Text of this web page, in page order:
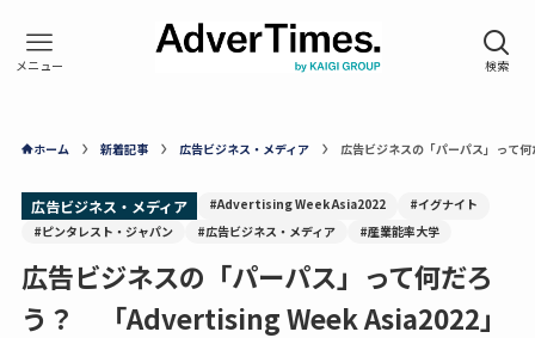
ホーム 新着記事 広告ビジネス・メディア 広告ビジネスの「パーパス」っ
広告ビジネス・メディア #Advertising Week Asia2022
#イグナイト
#ピンタレスト・ジャパン
#広告ビジネス・メディア #産業能率大学
広告ビジネスの「パーパス」って何だろ
う？ 「Advertising Week Asia2022」